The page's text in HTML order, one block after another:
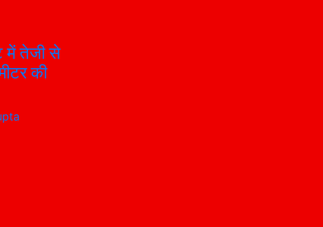
में तेजी से
की